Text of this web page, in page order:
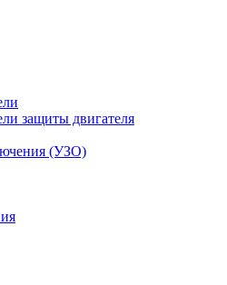
защиты двигателя
(УЗО)